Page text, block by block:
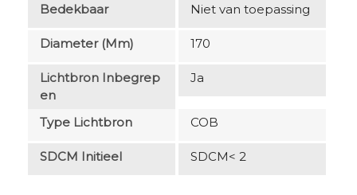
Bedekbaar Niet van toepassing
Diameter (mm) 170
Lichtbron Inbegrep
En
Ja
Type Lichtbron COB
SDCM Initieel SDCM< 2